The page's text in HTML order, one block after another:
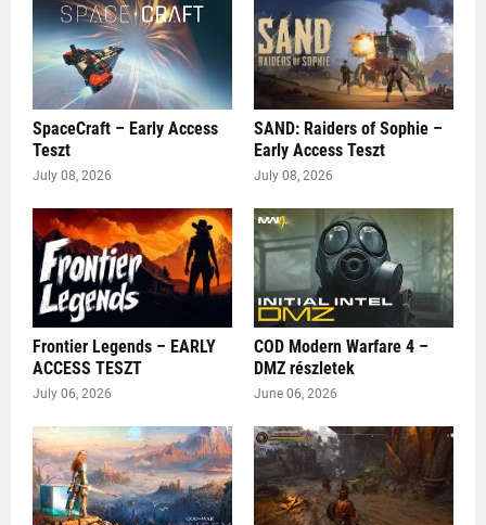
SpaceCraft – Early Access
Teszt
July 08, 2026
SAND: Raiders of Sophie –
Early Access Teszt
July 08, 2026
Frontier Legends – EARLY
ACCESS TESZT
July 06, 2026
COD Modern Warfare 4 –
DMZ részletek
June 06, 2026